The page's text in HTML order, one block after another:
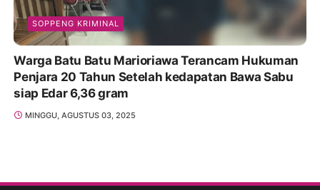
SOPPENG KRIMINAL
Warga Batu Batu Marioriawa Terancam Hukuman
Penjara 20 Tahun Setelah kedapatan Bawa Sabu
siap Edar 6,36 gram
MINGGU, AGUSTUS 03, 2025